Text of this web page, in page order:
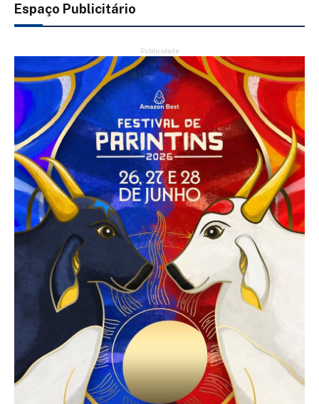
Espaço Publicitário
Publicidade